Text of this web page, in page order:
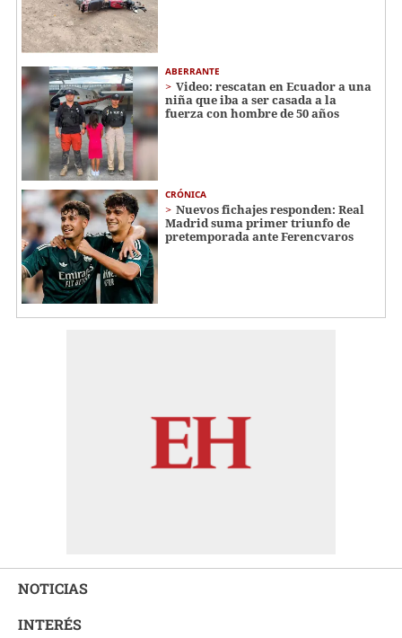
ABERRANTE
Video: rescatan en Ecuador a una
niña que iba a ser casada a la
fuerza con hombre de 50 años
CRÓNICA
Nuevos fichajes responden: Real
Madrid suma primer triunfo de
pretemporada ante Ferencvaros
NOTICIAS
INTERÉS